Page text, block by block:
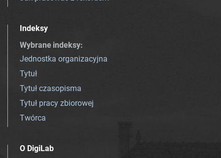
Indeksy
Wybrane indeksy:
Jednostka organizacyjna
Tytuł
Tytuł czasopisma
Tytuł pracy zbiorowej
Twórca
O DigiLab